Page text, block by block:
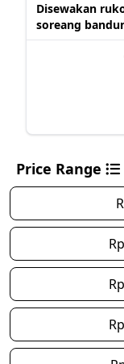
Disewakan
soreang
Price Range